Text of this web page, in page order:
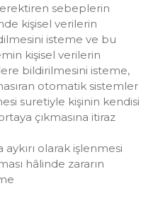
sebeplerin
kişisel verilerin
isteme ve bu
kişisel verilerin
bildirilmesini isteme,
otomatik sistemler
suretiyle kişinin kendisi
çıkmasına itiraz
olarak işlenmesi
hâlinde zararın